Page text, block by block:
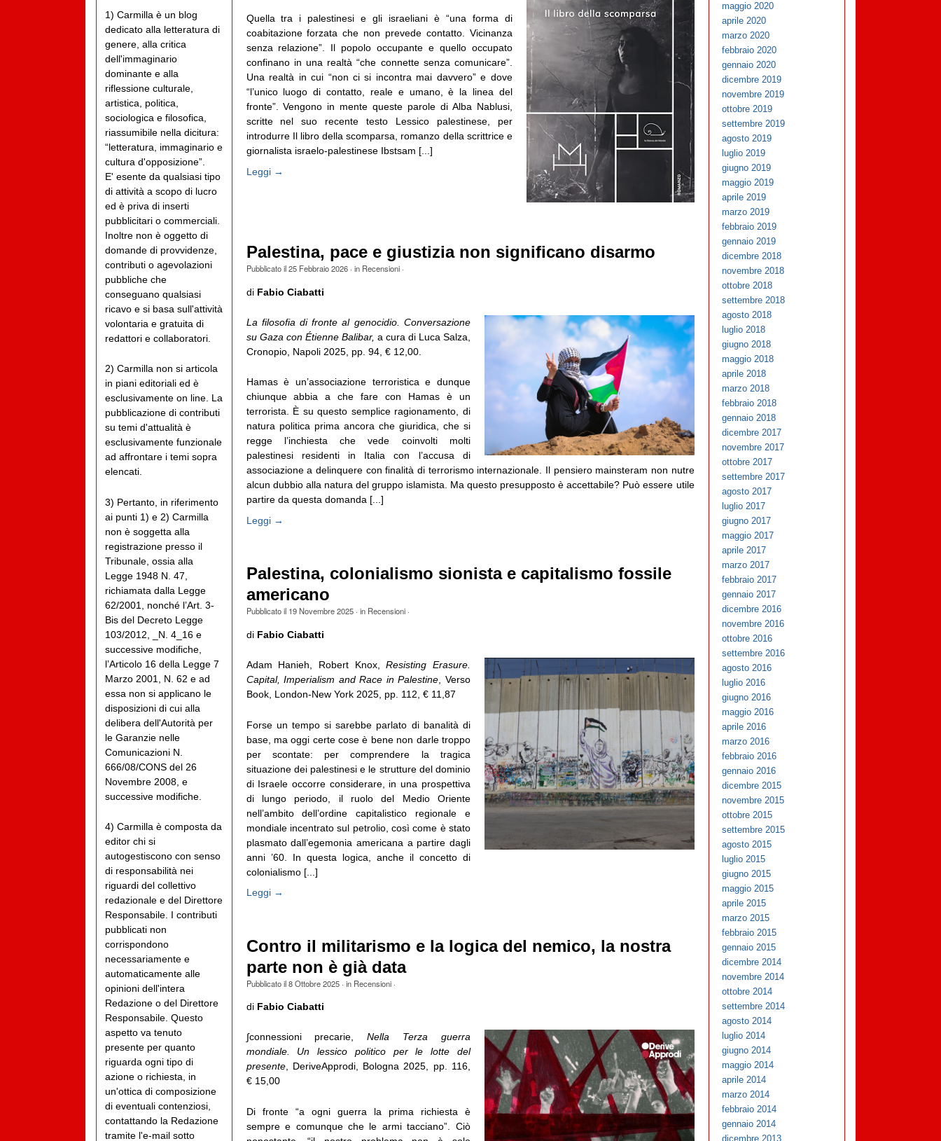
Quella tra i palestinesi e gli israeliani è “una forma di
coabitazione forzata che non prevede contatto. Vicinanza
senza relazione”. Il popolo occupante e quello occupato
confinano in una realtà “che connette senza comunicare”.
Una realtà in cui “non ci si incontra mai davvero” e dove
“l’unico luogo di contatto, reale e umano, è la linea del
fronte”. Vengono in mente queste parole di Alba Nablusi,
scritte nel suo recente testo Lessico palestinese, per
introdurre Il libro della scomparsa, romanzo della scrittrice e
giornalista israelo-palestinese Ibstsam [...]
Leggi →
Palestina, pace e giustizia non significano disarmo
Pubblicato il25 Febbraio 2026· in Recensioni·
diFabio Ciabatti
La filosofia di fronte al genocidio. Conversazione
su Gaza con Étienne Balibar, a cura di Luca Salza,
Cronopio, Napoli 2025, pp. 94, € 12,00.
Hamas è un’associazione terroristica e dunque
chiunque abbia a che fare con Hamas è un
terrorista. È su questo semplice ragionamento, di
natura politica prima ancora che giuridica, che si
regge l’inchiesta che vede coinvolti molti
palestinesi residenti in Italia con l’accusa di
associazione a delinquere con finalità di terrorismo internazionale. Il pensiero mainsteram non nutre
alcun dubbio alla natura del gruppo islamista. Ma questo presupposto è accettabile? Può essere utile
partire da questa domanda [...]
Leggi →
Palestina, colonialismo sionista e capitalismo fossile
americano
Pubblicato il 19 Novembre 2025· in Recensioni·
diFabio Ciabatti
Adam Hanieh, Robert Knox,Resisting Erasure.
Capital, Imperialism and Race in Palestine , Verso
Book, London-New York 2025, pp. 112, € 11,87
Forse un tempo si sarebbe parlato di banalità di
base, ma oggi certe cose è bene non darle troppo
per scontate: per comprendere la tragica
situazione dei palestinesi e le strutture del dominio
di Israele occorre considerare, in una prospettiva
di lungo periodo, il ruolo del Medio Oriente
nell’ambito dell’ordine capitalistico regionale e
mondiale incentrato sul petrolio, così come è stato
plasmato dall’egemonia americana a partire dagli
anni ’60. In questa logica, anche il concetto di
colonialismo [...]
Leggi →
Contro il militarismo e la logica del nemico, la nostra
parte non è già data
Pubblicato il8 Ottobre 2025· in Recensioni·
di Fabio Ciabatti
∫connessioni precarie,Nella Terza guerra
mondiale. Un lessico politico per le lotte del
presente, DeriveApprodi, Bologna 2025, pp. 116,
€ 15,00
Di fronte “a ogni guerra la prima richiesta è
sempre e comunque che le armi tacciano”. Ciò
1) Carmilla è un blog
dedicato alla letteratura di
genere, alla critica
dell'immaginario
dominante e alla
riflessione culturale,
artistica, politica,
sociologica e filosofica,
riassumibile nella dicitura:
“letteratura, immaginario e
cultura d'opposizione”.
E' esente da qualsiasi tipo
di attività a scopo di lucro
ed è priva di inserti
pubblicitari o commerciali.
Inoltre non è oggetto di
domande di provvidenze,
contributi o agevolazioni
pubbliche che
conseguano qualsiasi
ricavo e si basa sull'attività
volontaria e gratuita di
redattori e collaboratori.
2) Carmilla non si articola
in piani editoriali ed è
esclusivamente on line. La
pubblicazione di contributi
su temi d'attualità è
esclusivamente funzionale
ad affrontare i temi sopra
elencati.
3) Pertanto, in riferimento
ai punti 1) e 2) Carmilla
non è soggetta alla
registrazione presso il
Tribunale, ossia alla
Legge 1948 N. 47,
richiamata dalla Legge
62/2001, nonché l’Art. 3-
Bis del Decreto Legge
103/2012, _N. 4_16 e
successive modifiche,
l’Articolo 16 della Legge 7
Marzo 2001, N. 62 e ad
essa non si applicano le
disposizioni di cui alla
delibera dell'Autorità per
le Garanzie nelle
Comunicazioni N.
666/08/CONS del 26
Novembre 2008, e
successive modifiche.
4) Carmilla è composta da
editor chi si
autogestiscono con senso
di responsabilità nei
riguardi del collettivo
redazionale e del Direttore
Responsabile. I contributi
pubblicati non
corrispondono
necessariamente e
automaticamente alle
opinioni dell'intera
Redazione o del Direttore
Responsabile. Questo
aspetto va tenuto
presente per quanto
riguarda ogni tipo di
azione o richiesta, in
un'ottica di composizione
di eventuali contenziosi,
contattando la Redazione
tramite l'e-mail sotto
maggio 2020
aprile 2020
marzo 2020
febbraio 2020
gennaio 2020
dicembre 2019
novembre 2019
ottobre 2019
settembre 2019
agosto 2019
luglio 2019
giugno 2019
maggio 2019
aprile 2019
marzo 2019
febbraio 2019
gennaio 2019
dicembre 2018
novembre 2018
ottobre 2018
settembre 2018
agosto 2018
luglio 2018
giugno 2018
maggio 2018
aprile 2018
marzo 2018
febbraio 2018
gennaio 2018
dicembre 2017
novembre 2017
ottobre 2017
settembre 2017
agosto 2017
luglio 2017
giugno 2017
maggio 2017
aprile 2017
marzo 2017
febbraio 2017
gennaio 2017
dicembre 2016
novembre 2016
ottobre 2016
settembre 2016
agosto 2016
luglio 2016
giugno 2016
maggio 2016
aprile 2016
marzo 2016
febbraio 2016
gennaio 2016
dicembre 2015
novembre 2015
ottobre 2015
settembre 2015
agosto 2015
luglio 2015
giugno 2015
maggio 2015
aprile 2015
marzo 2015
febbraio 2015
gennaio 2015
dicembre 2014
novembre 2014
ottobre 2014
settembre 2014
agosto 2014
luglio 2014
giugno 2014
maggio 2014
aprile 2014
marzo 2014
febbraio 2014
gennaio 2014
dicembre 2013